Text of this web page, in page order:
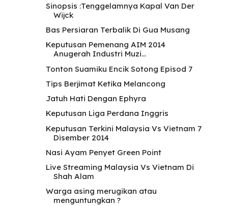
Sinopsis :Tenggelamnya Kapal Van Der
Wijck
Bas Persiaran Terbalik Di Gua Musang
Keputusan Pemenang AIM 2014
Anugerah Industri Muzi...
Tonton Suamiku Encik Sotong Episod 7
Tips Berjimat Ketika Melancong
Jatuh Hati Dengan Ephyra
Keputusan Liga Perdana Inggris
Keputusan Terkini Malaysia Vs Vietnam 7
Disember 2014
Nasi Ayam Penyet Green Point
Live Streaming Malaysia Vs Vietnam Di
Shah Alam
Warga asing merugikan atau
menguntungkan ?